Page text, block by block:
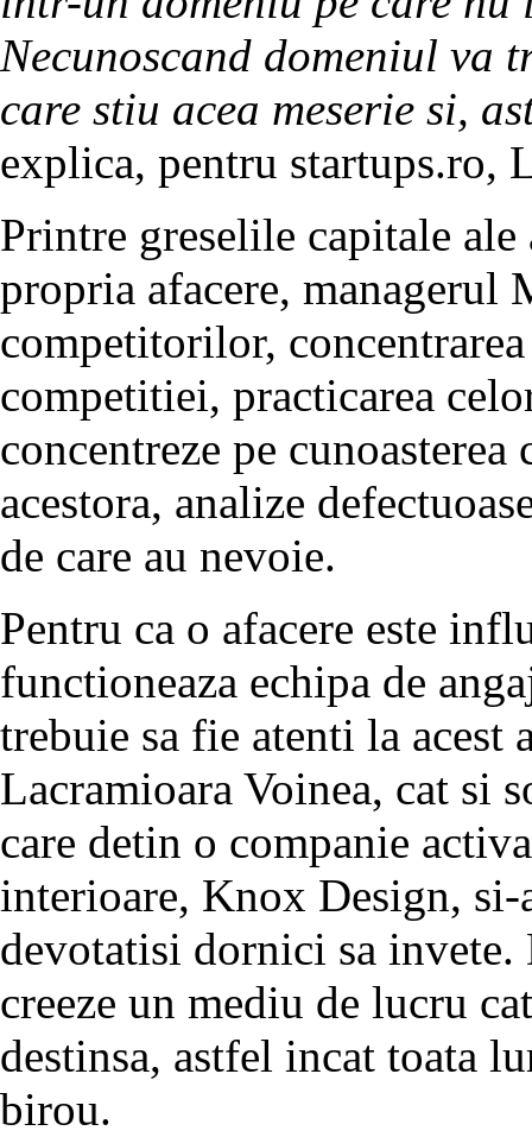
Necunoscand domeniul va
care stiu acea meserie si,
explica, pentru startups.ro,
Printre greselile capitale
propria afacere, managerul
competitorilor,
competitiei, practicarea
concentreze pe
acestora, analize
de care au nevoie.
Pentru ca o afacere este
functioneaza echipa de
trebuie sa fie atenti la acest
Lacramioara Voinea, cat si
care detin o companie
interioare, Knox Design,
devotatisi dornici sa invete.
creeze un mediu de lucru
destinsa, astfel incat toata
birou.